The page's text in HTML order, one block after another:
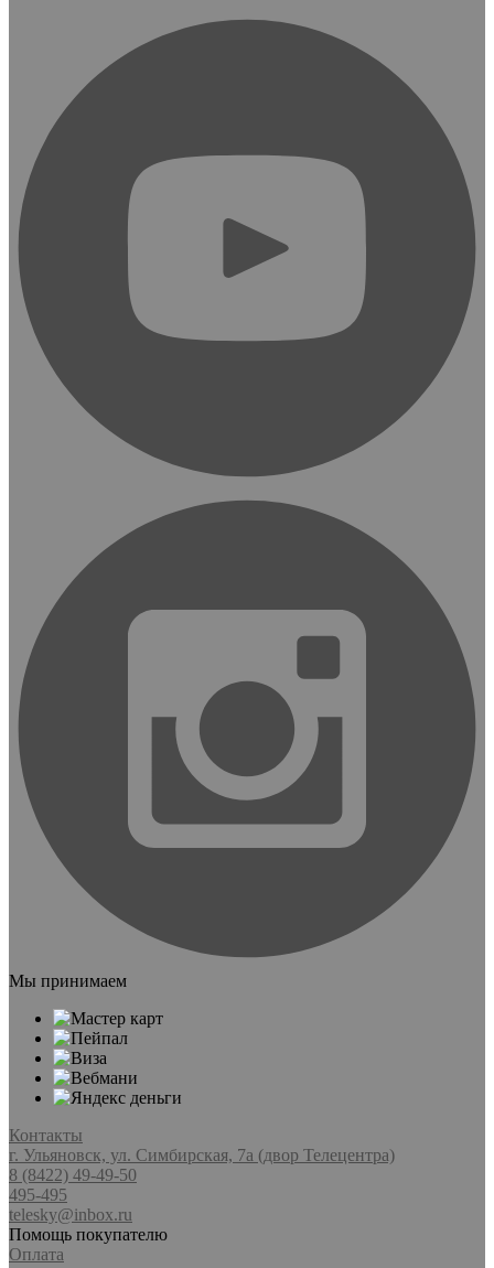
Мы принимаем
Контакты
г. Ульяновск, ул. Симбирская, 7а (двор Телецентра)
8 (8422) 49-49-50
495-495
telesky@inbox.ru
Помощь покупателю
Оплата